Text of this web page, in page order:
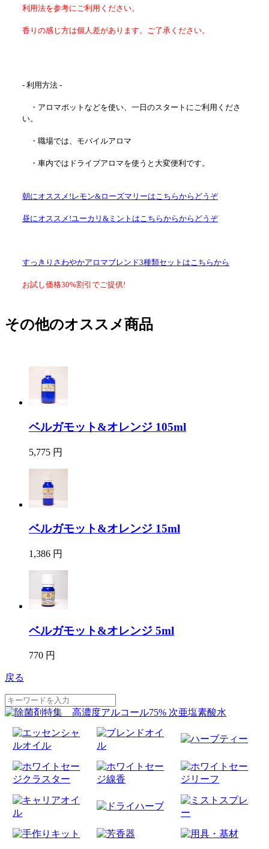
利用法を参考にご利用ください。
香りの感じ方は個人差があります。ご了承ください。
- 利用方法 -
・アロマポットなどを使い、一日のスタートにご利用くださ
い。
・職場では、モバイルアロマ
・車内ではドライブアロマを使うと大変便利です。
朝にオススメ!レモン&ローズマリーはこちらからどうぞ
昼にオススメ!ユーカリ&ミントはこちらからからどうぞ
すっきりさわやかアロマブレンド3種類セットはこちらから
お試し価格30%割引でご提供!
その他のオススメ商品
ベルガモット&オレンジ 105ml
5,775 円
ベルガモット&オレンジ 15ml
1,386 円
ベルガモット&オレンジ 5ml
770 円
戻る